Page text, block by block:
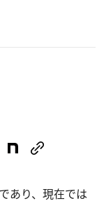
あり、現在では